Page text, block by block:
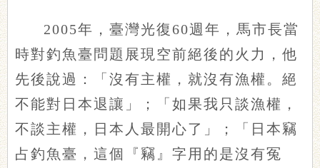
2005年，臺灣光復60週年，馬市長當
時對釣魚臺問題展現空前絕後的火力，他
先後說過：「沒有主權，就沒有漁權。絕
不能對日本退讓」；「如果我只談漁權，
不談主權，日本人最開心了」；「日本竊
占釣魚臺，這個『竊』字用的是沒有冤